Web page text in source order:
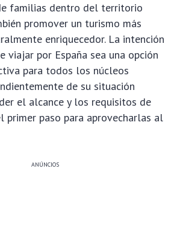
familias dentro del territorio
promover un turismo más
enriquecedor. La intención
viajar por España sea una opción
para todos los núcleos
de su situación
el alcance y los requisitos de
primer paso para aprovecharlas al
ANÚNCIOS